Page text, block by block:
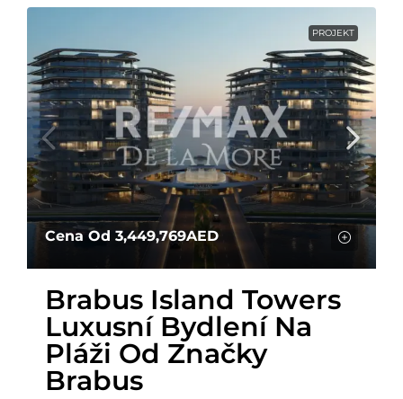
PROJEKT
Cena Od 3,449,769AED
Brabus Island Towers
Luxusní Bydlení Na
Pláži Od Značky
Brabus